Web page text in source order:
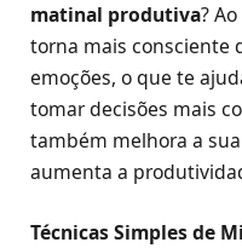
matinal produtiva?
torna mais consciente
emoções, o que te
tomar decisões mais
também melhora a
aumenta a
Técnicas Simples de